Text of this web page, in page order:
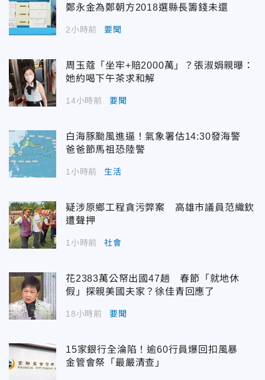
鄭永金為鄭朝方2018選縣長籌錢未還
2小時前 要聞
周玉蔻「坐牢+賠2000萬」？張淑娟親曝：
她約喝下午茶求和解
14小時前 要聞
白海豚颱風進逼！氣象署估14:30發海警
爸爸節馬祖恐陸警
1小時前 生活
疑涉原鄉工程貪污弊案 高雄市議員范織欽
遭聲押
1小時前 社會
花2383萬公帑出國47趟 春節「就地休
假」探親美國夫家？徐佳青回應了
18小時前 要聞
15家銀行全淪陷！逾60行員爆回扣風暴
金管會祭「最嚴清查」